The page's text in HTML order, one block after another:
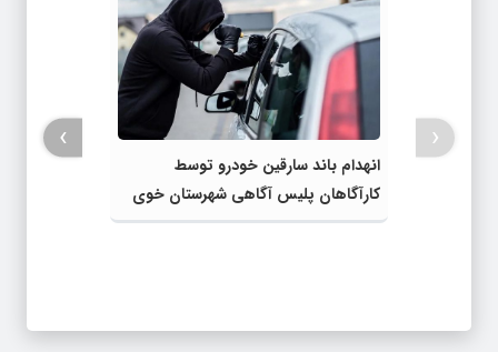
انهدام باند سارقین خودرو توسط
کارآگاهان پلیس آگاهی شهرستان خوی
‹
›